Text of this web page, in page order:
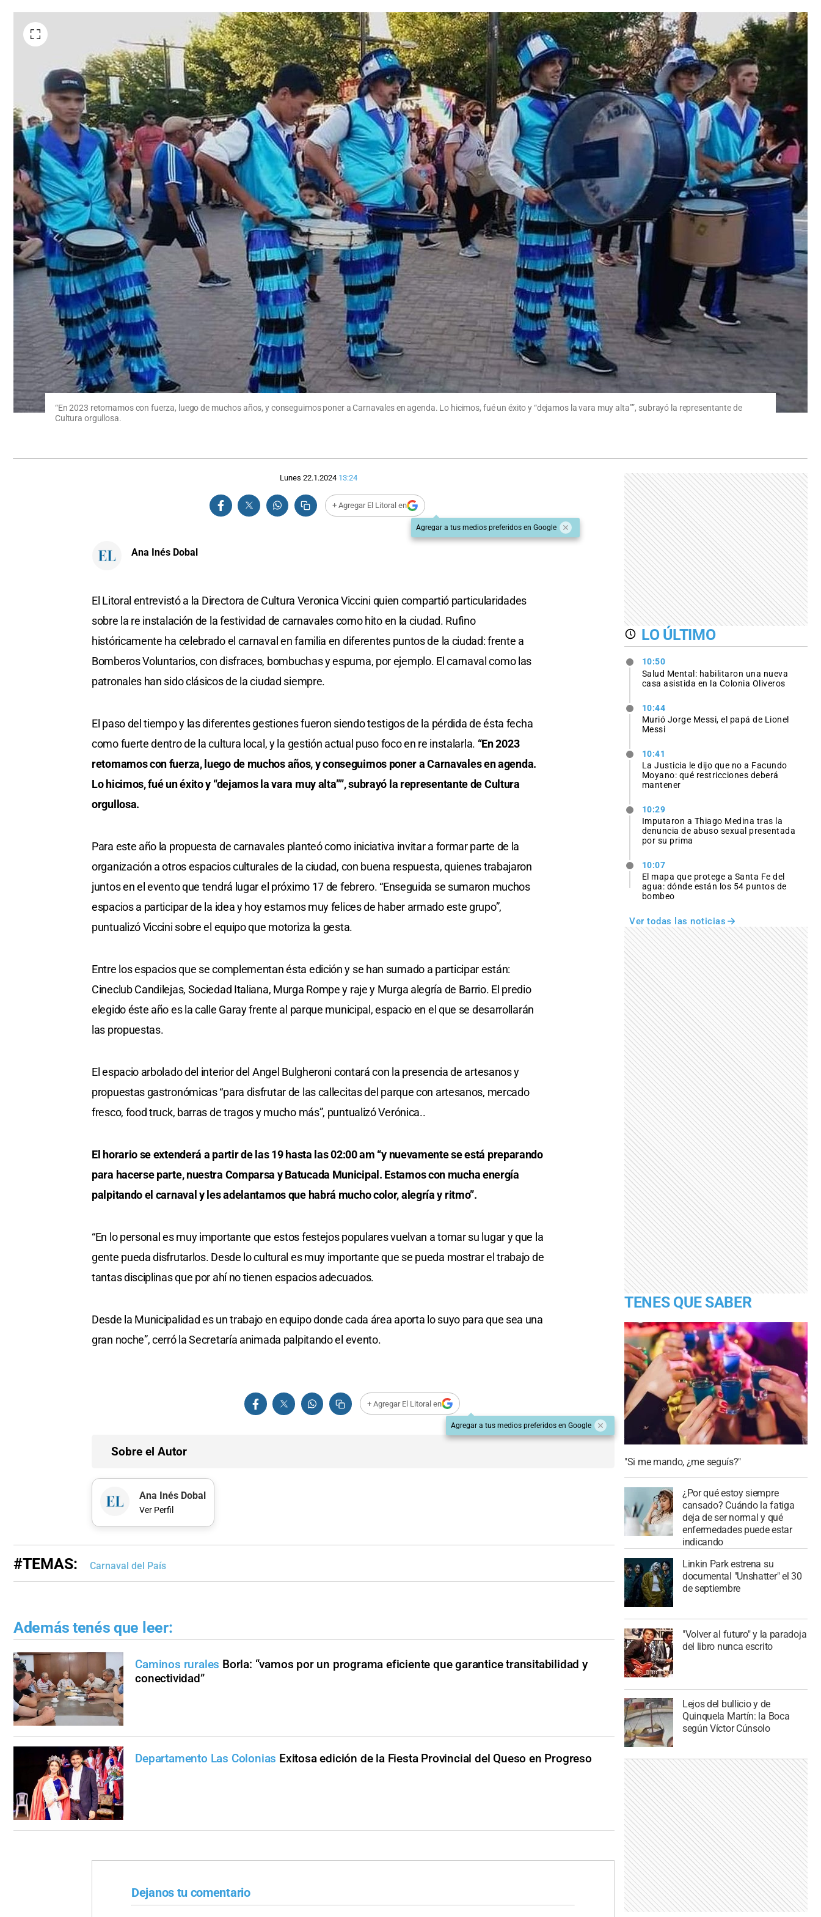
“En 2023 retomamos con fuerza, luego de muchos años, y conseguimos poner a Carnavales en agenda. Lo hicimos, fué un éxito y “dejamos la vara muy alta””, subrayó la representante de
Cultura orgullosa.
Lunes 22.1.2024 13:24
+ Agregar El Litoral en
Agregar a tus medios preferidos en Google
Ana Inés Dobal
El Litoral entrevistó a la Directora de Cultura Veronica Viccini quien compartió particularidades
sobre la re instalación de la festividad de carnavales como hito en la ciudad. Rufino
históricamente ha celebrado el carnaval en familia en diferentes puntos de la ciudad: frente a
Bomberos Voluntarios, con disfraces, bombuchas y espuma, por ejemplo. El carnaval como las
patronales han sido clásicos de la ciudad siempre.
El paso del tiempo y las diferentes gestiones fueron siendo testigos de la pérdida de ésta fecha
como fuerte dentro de la cultura local, y la gestión actual puso foco en re instalarla. “En 2023
retomamos con fuerza, luego de muchos años, y conseguimos poner a Carnavales en agenda.
Lo hicimos, fué un éxito y “dejamos la vara muy alta””, subrayó la representante de Cultura
orgullosa.
Para este año la propuesta de carnavales planteó como iniciativa invitar a formar parte de la
organización a otros espacios culturales de la ciudad, con buena respuesta, quienes trabajaron
juntos en el evento que tendrá lugar el próximo 17 de febrero. “Enseguida se sumaron muchos
espacios a participar de la idea y hoy estamos muy felices de haber armado este grupo”,
puntualizó Viccini sobre el equipo que motoriza la gesta.
Entre los espacios que se complementan ésta edición y se han sumado a participar están:
Cineclub Candilejas, Sociedad Italiana, Murga Rompe y raje y Murga alegría de Barrio. El predio
elegido éste año es la calle Garay frente al parque municipal, espacio en el que se desarrollarán
las propuestas.
El espacio arbolado del interior del Angel Bulgheroni contará con la presencia de artesanos y
propuestas gastronómicas “para disfrutar de las callecitas del parque con artesanos, mercado
fresco, food truck, barras de tragos y mucho más”, puntualizó Verónica..
El horario se extenderá a partir de las 19 hasta las 02:00 am “y nuevamente se está preparando
para hacerse parte, nuestra Comparsa y Batucada Municipal. Estamos con mucha energía
palpitando el carnaval y les adelantamos que habrá mucho color, alegría y ritmo”.
“En lo personal es muy importante que estos festejos populares vuelvan a tomar su lugar y que la
gente pueda disfrutarlos. Desde lo cultural es muy importante que se pueda mostrar el trabajo de
tantas disciplinas que por ahí no tienen espacios adecuados.
Desde la Municipalidad es un trabajo en equipo donde cada área aporta lo suyo para que sea una
gran noche”, cerró la Secretaría animada palpitando el evento.
+ Agregar El Litoral en
Agregar a tus medios preferidos en Google
Sobre el Autor
Ana Inés Dobal
Ver Perfil
#TEMAS: Carnaval del País
Además tenés que leer:
Caminos rurales Borla: “vamos por un programa eficiente que garantice transitabilidad y
conectividad”
Departamento Las Colonias Exitosa edición de la Fiesta Provincial del Queso en Progreso
Dejanos tu comentario
LO ÚLTIMO
10:50
Salud Mental: habilitaron una nueva
casa asistida en la Colonia Oliveros
10:44
Murió Jorge Messi, el papá de Lionel
Messi
10:41
La Justicia le dijo que no a Facundo
Moyano: qué restricciones deberá
mantener
10:29
Imputaron a Thiago Medina tras la
denuncia de abuso sexual presentada
por su prima
10:07
El mapa que protege a Santa Fe del
agua: dónde están los 54 puntos de
bombeo
Ver todas las noticias
TENES QUE SABER
"Si me mando, ¿me seguís?"
¿Por qué estoy siempre
cansado? Cuándo la fatiga
deja de ser normal y qué
enfermedades puede estar
indicando
Linkin Park estrena su
documental "Unshatter" el 30
de septiembre
"Volver al futuro" y la paradoja
del libro nunca escrito
Lejos del bullicio y de
Quinquela Martín: la Boca
según Víctor Cúnsolo